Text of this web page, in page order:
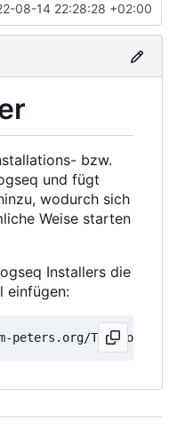
08-14 22:28:28 +02:00
bzw.
und fügt
wodurch sich
Weise starten
Installers die
einfügen:
Tim/